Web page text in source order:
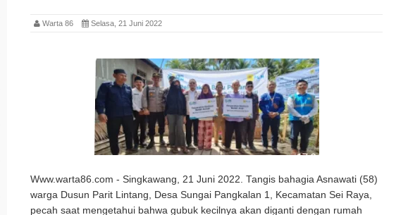
Warta 86 Selasa, 21 Juni 2022
Www.warta86.com - Singkawang, 21 Juni 2022. Tangis bahagia Asnawati (58)
warga Dusun Parit Lintang, Desa Sungai Pangkalan 1, Kecamatan Sei Raya,
pecah saat mengetahui bahwa gubuk kecilnya akan diganti dengan rumah